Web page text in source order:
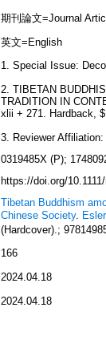
期刊論文=Journal
英文=English
1. Special Issue:
2. TIBETAN
TRADITION IN
xlii + 271. Hardback,
3. Reviewer
0319485X (P);
https://doi.org/
Tibetan Buddhism
Chinese Society.
(Hardcover).;
166
2024.04.18
2024.04.18